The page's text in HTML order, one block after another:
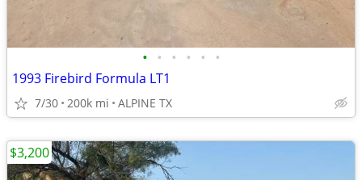
• • • • • •
1993 Firebird Formula LT1
7/30 200k mi ALPINE TX
$3,200